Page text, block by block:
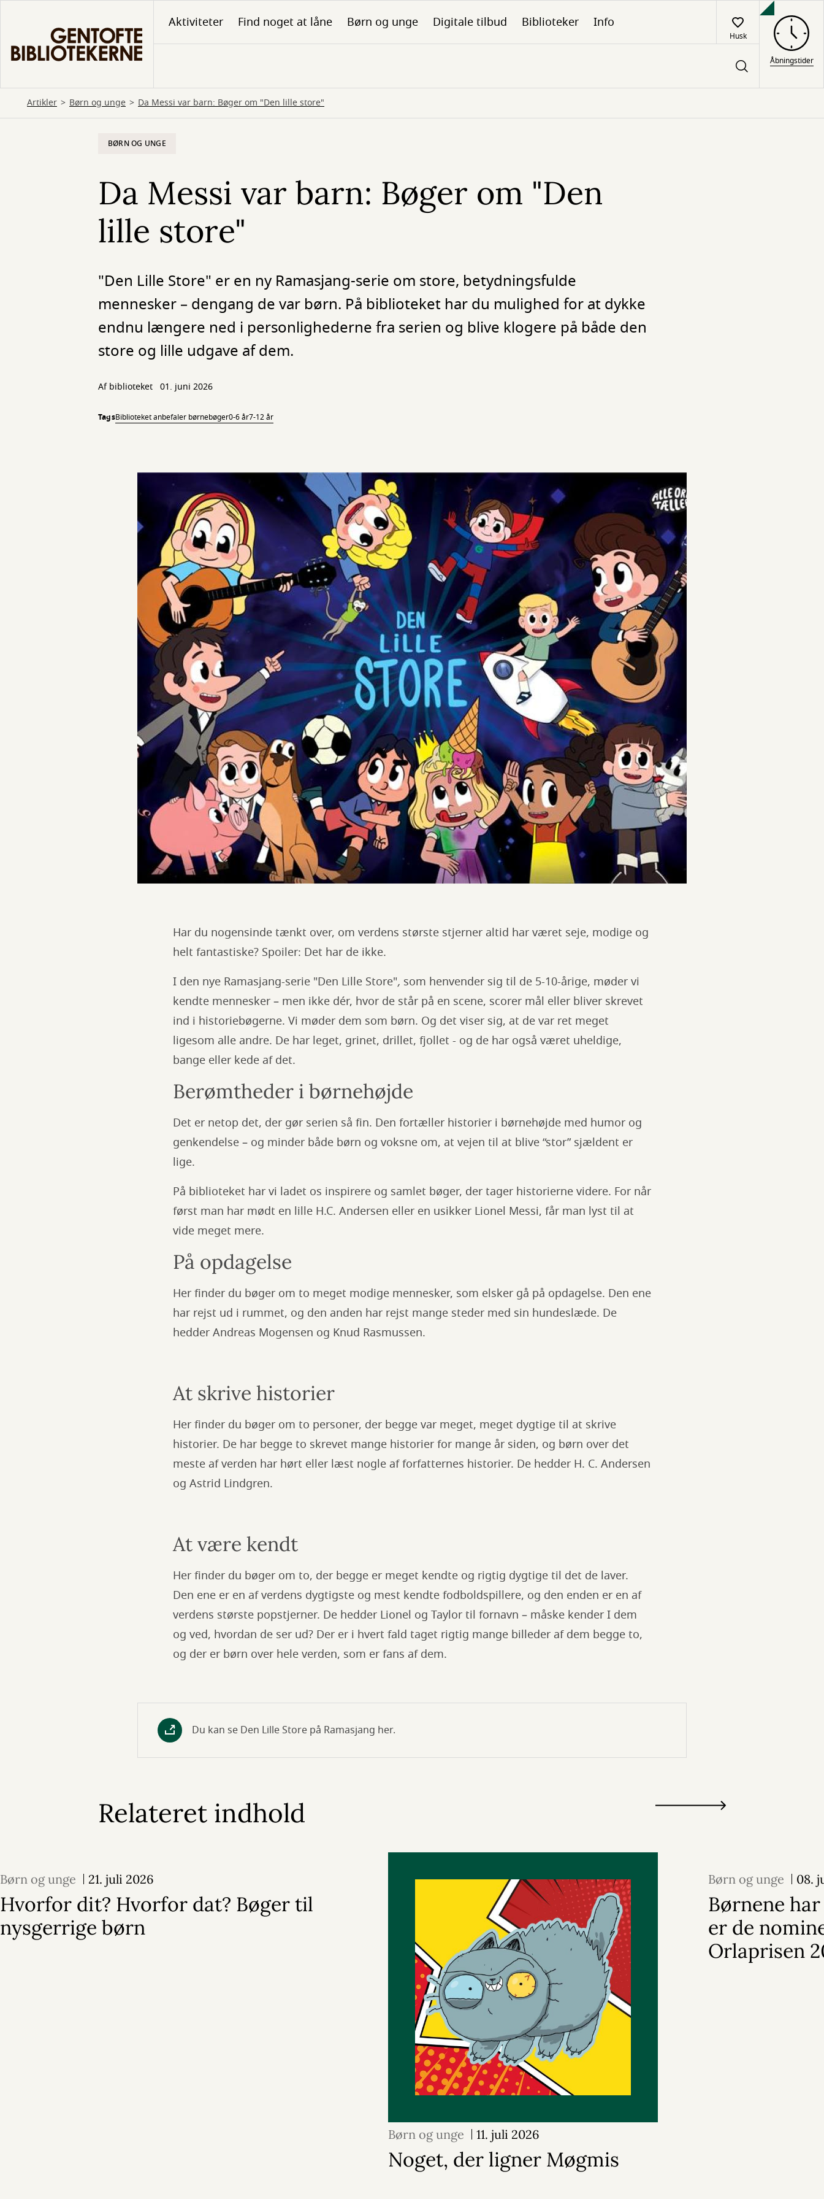
hovedindhold
Aktiviteter Find noget at låne Børn og unge Digitale tilbud Biblioteker Info
Husk
Åbningstider
Artikler Børn og unge Da Messi var barn: Bøger om "Den lille store"
BØRN OG UNGE
Da Messi var barn: Bøger om "Den
lille store"
"Den Lille Store" er en ny Ramasjang-serie om store, betydningsfulde
mennesker – dengang de var børn. På biblioteket har du mulighed for at dykke
endnu længere ned i personlighederne fra serien og blive klogere på både den
store og lille udgave af dem.
Af biblioteket 01. juni 2026
TagsBiblioteket anbefaler børnebøger0-6 år7-12 år
Har du nogensinde tænkt over, om verdens største stjerner altid har været seje, modige og
helt fantastiske? Spoiler: Det har de ikke.
I den nye Ramasjang-serie "Den Lille Store", som henvender sig til de 5-10-årige, møder vi
kendte mennesker – men ikke dér, hvor de står på en scene, scorer mål eller bliver skrevet
ind i historiebøgerne. Vi møder dem som børn. Og det viser sig, at de var ret meget
ligesom alle andre. De har leget, grinet, drillet, fjollet - og de har også været uheldige,
bange eller kede af det.
Berømtheder i børnehøjde
Det er netop det, der gør serien så fin. Den fortæller historier i børnehøjde med humor og
genkendelse – og minder både børn og voksne om, at vejen til at blive “stor” sjældent er
lige.
På biblioteket har vi ladet os inspirere og samlet bøger, der tager historierne videre. For når
først man har mødt en lille H.C. Andersen eller en usikker Lionel Messi, får man lyst til at
vide meget mere.
På opdagelse
Her finder du bøger om to meget modige mennesker, som elsker gå på opdagelse. Den ene
har rejst ud i rummet, og den anden har rejst mange steder med sin hundeslæde. De
hedder Andreas Mogensen og Knud Rasmussen.
At skrive historier
Her finder du bøger om to personer, der begge var meget, meget dygtige til at skrive
historier. De har begge to skrevet mange historier for mange år siden, og børn over det
meste af verden har hørt eller læst nogle af forfatternes historier. De hedder H. C. Andersen
og Astrid Lindgren.
At være kendt
Her finder du bøger om to, der begge er meget kendte og rigtig dygtige til det de laver.
Den ene er en af verdens dygtigste og mest kendte fodboldspillere, og den enden er en af
verdens største popstjerner. De hedder Lionel og Taylor til fornavn – måske kender I dem
og ved, hvordan de ser ud? Der er i hvert fald taget rigtig mange billeder af dem begge to,
og der er børn over hele verden, som er fans af dem.
Du kan se Den Lille Store på Ramasjang her.
Relateret indhold
Børn og unge 21. juli 2026
Hvorfor dit? Hvorfor dat? Bøger til
nysgerrige børn
Børn og unge 11. juli 2026
Noget, der ligner Møgmis
Børn og unge 08.
Børnene
er de
Orlaprisen